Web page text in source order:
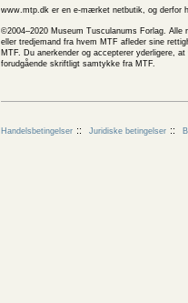
www.mtp.dk er en e-mærket netbutik, og derfor
©2004–2020 Museum Tusculanums Forlag.
eller tredjemand fra hvem MTF afleder sine
MTF. Du anerkender og accepterer yderligere,
forudgående skriftligt samtykke fra MTF.
Handelsbetingelser Juridiske betingelser